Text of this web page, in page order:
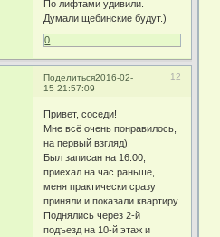
По лифтами удивили.
Думали щебинские будут.)
0
Поделиться 12
2016-02-
15 21:57:09
Привет, соседи!
Мне всё очень понравилось,
на первый взгляд)
Был записан на 16:00,
приехал на час раньше,
меня практически сразу
приняли и показали квартиру.
Поднялись через 2-й
подъезд на 10-й этаж и